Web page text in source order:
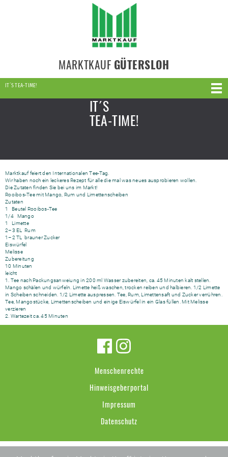
MARKTKAUF GÜTERSLOH
IT´S TEA-TIME!
IT´S
TEA-TIME!
Marktkauf feiert den Internationalen Tee-Tag.
Wir haben noch ein leckeres Rezept für alle die mal was neues ausprobieren wollen.
Die Zutaten finden Sie bei uns im Markt!
Rooibos-Tee mit Mango, Rum und Limettenscheiben
Zutaten
1 Beutel Rooibos-Tee
1/4 Mango
1 Limette
2–3 EL Rum
1–2 TL brauner Zucker
Eiswürfel
Melisse
Zubereitung
10 Minuten
leicht
1. Tee nach Packungsanweiung in 200 ml Wasser zubereiten, ca. 45 Minuten kalt stellen.
Mango schälen und würfeln. Limette heiß waschen, trocken reiben und halbieren. 1/2 Limette
in Scheiben schneiden. 1/2 Limette auspressen. Tee, Rum, Limettensaft und Zucker verrühren.
Tee, Mangostücke, Limettenscheiben und einige Eiswürfel in ein Glas füllen. Mit Melisse
verzieren
2. Wartezeit ca. 45 Minuten
Menschenrechte
Hinweisgeberportal
Impressum
Datenschutz